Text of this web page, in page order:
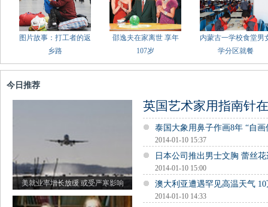
图片故事：打工者的返
乡路
邵逸夫在家离世 享年
107岁
内蒙古一学校食堂男
学分区就餐
今日推荐
美就业率增长放缓 或受严寒影响
英国艺术家用指南针
泰国大象用鼻子作画8年 “自画
2014-01-10 15:37
日本公司推出男士文胸 蕾丝
2014-01-10 15:00
澳大利亚遭遇罕见高温天气
2014-01-10 14:33